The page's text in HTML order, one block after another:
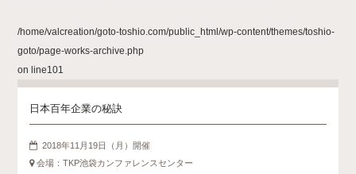
/home/valcreation/goto-toshio.com/public_html/wp-content/themes/toshio-
goto/page-works-archive.php
on line101
日本百年企業の秘訣
2018年11月19日（月）開催
会場：TKP池袋カンファレンスセンター